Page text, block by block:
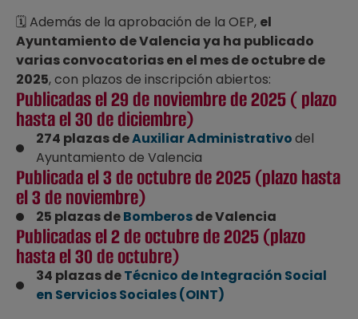
🗓️ Además de la aprobación de la OEP, el
Ayuntamiento de Valencia ya ha publicado
varias convocatorias en el mes de octubre de
2025, con plazos de inscripción abiertos:
Publicadas el 29 de noviembre de 2025 ( plazo
hasta el 30 de diciembre)
274 plazas deAuxiliar Administrativodel
Ayuntamiento de Valencia
Publicada el 3 de octubre de 2025 (plazo hasta
el 3 de noviembre)
25 plazas deBomberosde Valencia
Publicadas el 2 de octubre de 2025 (plazo
hasta el 30 de octubre)
34 plazas deTécnico de Integración Social
en Servicios Sociales (OINT)